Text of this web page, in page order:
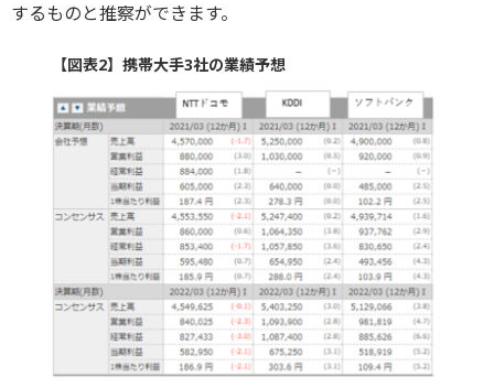
するものと推察ができます。
【図表2】携帯大手3社の業績予想